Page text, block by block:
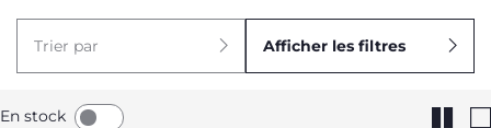
Trier par Afficher les filtres
En stock